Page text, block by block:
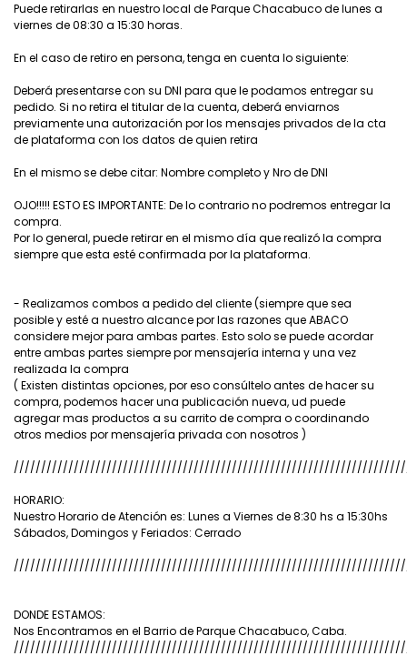
Puede retirarlas en nuestro local de Parque Chacabuco de lunes a
viernes de 08:30 a 15:30 horas.
En el caso de retiro en persona, tenga en cuenta lo siguiente:
Deberá presentarse con su DNI para que le podamos entregar su
pedido. Si no retira el titular de la cuenta, deberá enviarnos
previamente una autorización por los mensajes privados de la cta
de plataforma con los datos de quien retira
En el mismo se debe citar: Nombre completo y Nro de DNI
OJO!!!!! ESTO ES IMPORTANTE: De lo contrario no podremos entregar la
compra.
Por lo general, puede retirar en el mismo día que realizó la compra
siempre que esta esté confirmada por la plataforma.
- Realizamos combos a pedido del cliente (siempre que sea
posible y esté a nuestro alcance por las razones que ABACO
considere mejor para ambas partes. Esto solo se puede acordar
entre ambas partes siempre por mensajería interna y una vez
realizada la compra
( Existen distintas opciones, por eso consúltelo antes de hacer su
compra, podemos hacer una publicación nueva, ud puede
agregar mas productos a su carrito de compra o coordinando
otros medios por mensajería privada con nosotros )
HORARIO:
Nuestro Horario de Atención es: Lunes a Viernes de 8:30 hs a 15:30hs
Sábados, Domingos y Feriados: Cerrado
DONDE ESTAMOS:
Nos Encontramos en el Barrio de Parque Chacabuco, Caba.